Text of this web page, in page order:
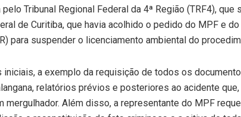
Tribunal Regional Federal da 4ª Região (TRF4), que
de Curitiba, que havia acolhido o pedido do MPF e
para suspender o licenciamento ambiental do
iniciais, a exemplo da requisição de todos os
relatórios prévios e posteriores ao acidente
mergulhador. Além disso, a representante do MPF